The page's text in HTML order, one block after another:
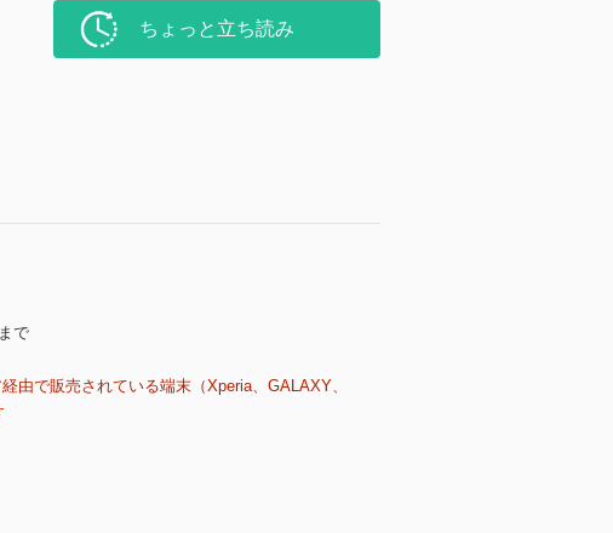
ちょっと立ち読み
で
由で販売されている端末（Xperia、GALAXY、